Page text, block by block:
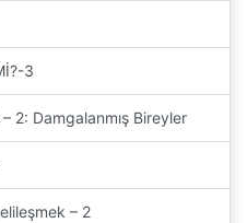
3
2: Damgalanmış Bireyler
– 2